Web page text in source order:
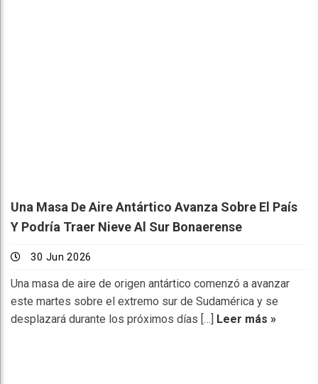
Una Masa De Aire Antártico Avanza Sobre El País
Y Podría Traer Nieve Al Sur Bonaerense
30 Jun 2026
Una masa de aire de origen antártico comenzó a avanzar
este martes sobre el extremo sur de Sudamérica y se
desplazará durante los próximos días […] Leer más »